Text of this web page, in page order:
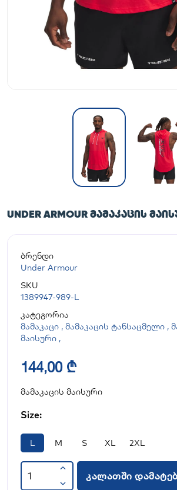
UNDER ARMOUR ᲛᲐᲛᲐᲙᲐᲪᲘᲡ
ბრენდი
Under Armour
SKU
1389947-989-L
კატეგორია
მამაკაცი , მამაკაცის ტანსაცმელი ,
მაისური ,
144,00 ₾
მამაკაცის მაისური
Size:
L M S XL 2XL
კალათში